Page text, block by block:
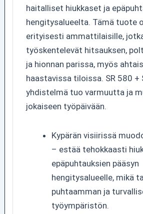
haitalliset hiukkaset ja
hengitysalueelta. Tämä tuote
erityisesti ammattilaisille,
työskentelevät hitsauksen,
ja hionnan parissa, myös
haastavissa tiloissa. SR 580 +
yhdistelmä tuo varmuutta ja
jokaiseen työpäivään.
Kypärän visiirissä
– estää tehokkaasti
epäpuhtauksien pääsyn
hengitysalueelle, mikä
puhtaamman ja
työympäristön.